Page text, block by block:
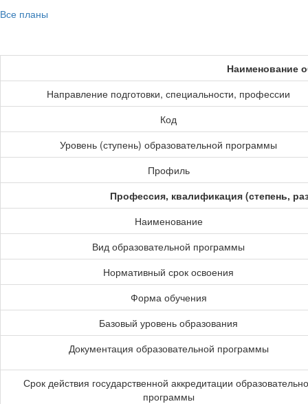
Все планы
Наименование
Направление подготовки, специальности, профессии
Код
Уровень (ступень) образовательной программы
Профиль
Профессия, квалификация (степень,
Наименование
Вид образовательной программы
Нормативный срок освоения
Форма обучения
Базовый уровень образования
Документация образовательной программы
Срок действия государственной аккредитации
программы